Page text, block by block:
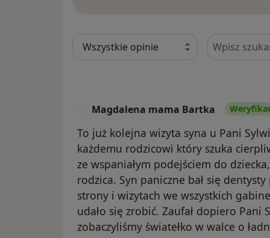
Szukaj w
Magdalena mama Bartka
To już kolejna wizyta syna u Pani
każdemu rodzicowi który szuka
ze wspaniałym podejściem do
rodzica. Syn paniczne bał się
strony i wizytach we wszystkich
udało się zrobić. Zaufał dopiero Pani
zobaczyliśmy światełko w walce o